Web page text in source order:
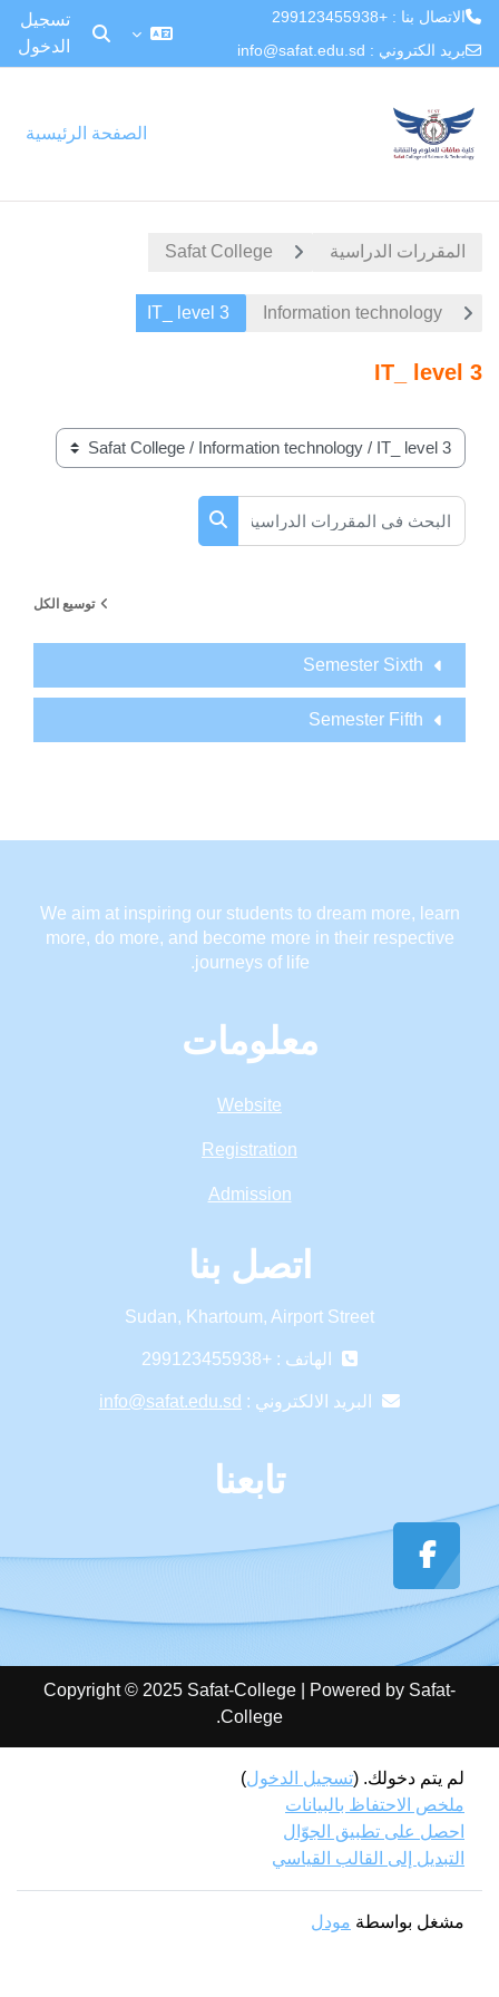
الاتصال بنا : +299123455938
بريد الكتروني : info@safat.edu.sd تبديل إدخال
تسجيل
الدخول
الصفحة الرئيسية
المقررات الدراسية Safat College
Information technology
IT_ level 3
IT_ level 3
تصنيفات المقررات
البحث في المقررات الدراسية
البحث في المقررات الدراسية
توسيع الكل
Semester Sixth
Semester Fifth
We aim at inspiring our students to dream more, learn
more, do more, and become more in their respective
journeys of life.
معلومات
Website
Registration
Admission
اتصل بنا
Sudan, Khartoum, Airport Street
الهاتف : +299123455938
البريد الالكتروني : info@safat.edu.sd
تابعنا
Copyright © 2025 Safat-College | Powered by Safat-
College.
لم يتم دخولك. (تسجيل الدخول)
ملخص الاحتفاظ بالبيانات
احصل على تطبيق الجوّال
التبديل إلى القالب القياسي
مشغل بواسطة مودل